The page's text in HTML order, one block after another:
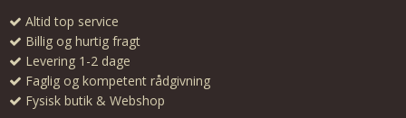
Altid top service
Billig og hurtig fragt
Levering 1-2 dage
Faglig og kompetent rådgivning
Fysisk butik & Webshop